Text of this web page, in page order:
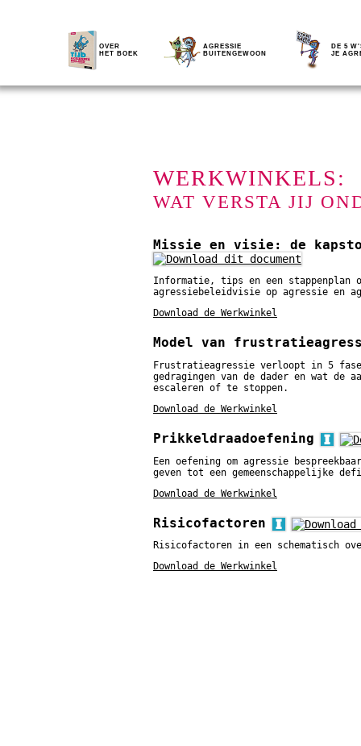
OVER
HET BOEK
AGRESSIE
BUITENGEWOON
DE 5
JE
WERKWINKELS:
WAT VERSTA JIJ
Missie en visie: de
Informatie, tips en een stappenplan
agressiebeleidvisie op agressie en
Download de Werkwinkel
Model van
Frustratieagressie verloopt in 5
gedragingen van de dader en wat de
escaleren of te stoppen.
Download de Werkwinkel
Prikkeldraadoefening
Een oefening om agressie
geven tot een gemeenschappelijke
Download de Werkwinkel
Risicofactoren
Risicofactoren in een schematisch
Download de Werkwinkel